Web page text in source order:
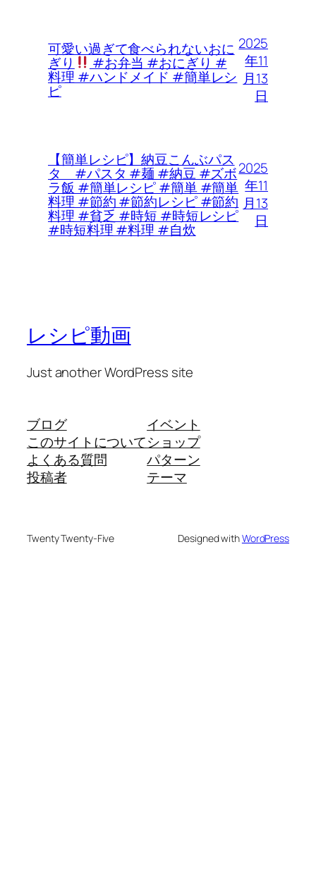
可愛い過ぎて食べられないおに
ぎり #お弁当 #おにぎり #
料理 #ハンドメイド #簡単レシ
ピ
2025
年11
月13
日
【簡単レシピ】納豆こんぶパス
タ #パスタ #麺 #納豆 #ズボ
ラ飯 #簡単レシピ #簡単 #簡単
料理 #節約 #節約レシピ #節約
料理 #貧乏 #時短 #時短レシピ
#時短料理 #料理 #自炊
2025
年11
月13
日
レシピ動画
Just another WordPress site
ブログ
このサイトについて
よくある質問
投稿者
イベント
ショップ
パターン
テーマ
Twenty Twenty-Five Designed withWordPress